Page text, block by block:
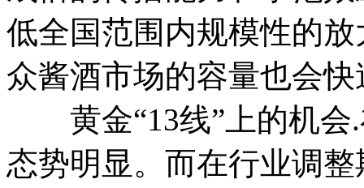
低全国范围内规模性的
众酱酒市场的容量也会
黄金“13线”上的机会.
态势明显。而在行业调